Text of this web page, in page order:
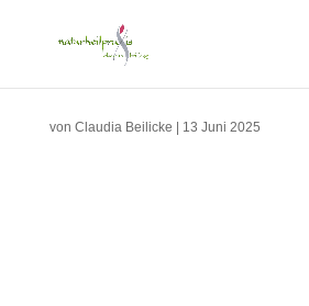
von Claudia Beilicke 13 Juni 2025